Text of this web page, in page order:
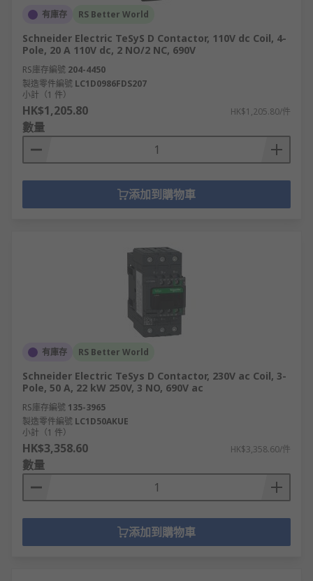
有庫存 RS Better World
Schneider Electric TeSyS D Contactor, 110V dc Coil, 4-
Pole, 20 A 110V dc, 2 NO/2 NC, 690V
RS庫存編號 204-4450
製造零件編號 LC1D0986FDS207
小計（1 件）
HK$1,205.80 HK$1,205.80/件
數量
添加到購物車
有庫存 RS Better World
Schneider Electric TeSys D Contactor, 230V ac Coil, 3-
Pole, 50 A, 22 kW 250V, 3 NO, 690V ac
RS庫存編號 135-3965
製造零件編號 LC1D50AKUE
小計（1 件）
HK$3,358.60 HK$3,358.60/件
數量
添加到購物車